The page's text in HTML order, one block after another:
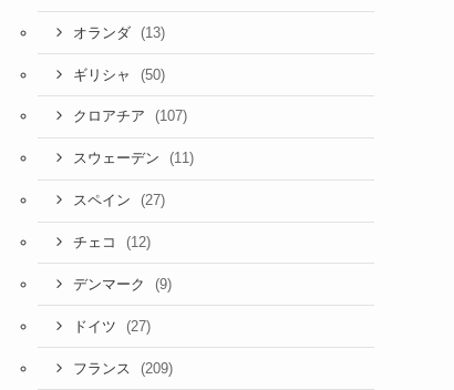
オランダ (13)
ギリシャ (50)
クロアチア (107)
スウェーデン (11)
スペイン (27)
チェコ (12)
デンマーク (9)
ドイツ (27)
フランス (209)